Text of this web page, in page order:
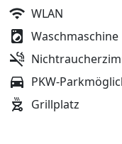
WLAN
Waschmaschine
PKW-
Grillplatz